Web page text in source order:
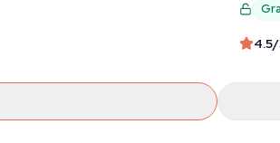
4.5/